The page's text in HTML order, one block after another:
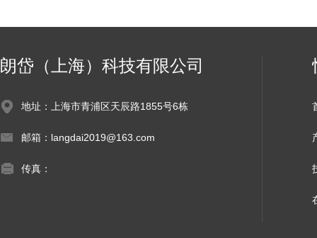
朗岱（上海）科技有限公司
地址：上海市青浦区天辰路1855号6栋
邮箱：langdai2019@163.com
传真：